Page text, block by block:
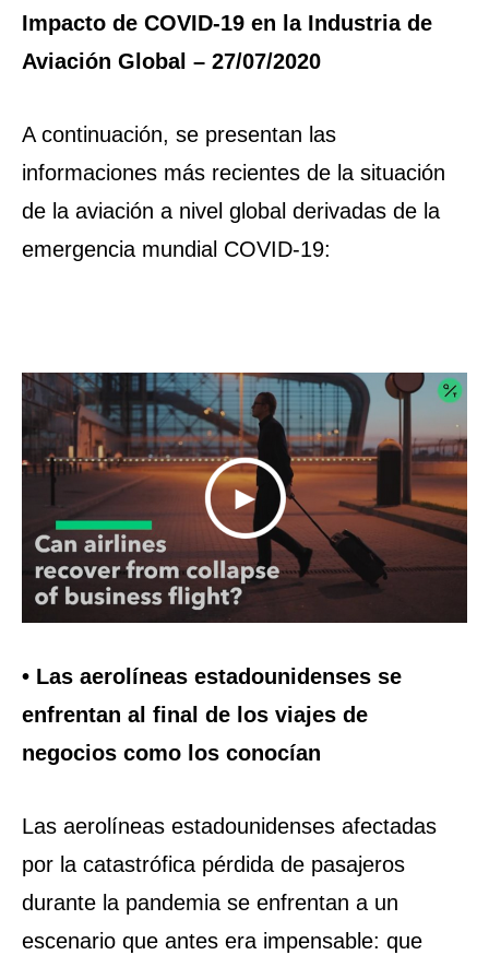
Impacto de COVID-19 en la Industria de
Aviación Global – 27/07/2020
A continuación, se presentan las
informaciones más recientes de la situación
de la aviación a nivel global derivadas de la
emergencia mundial COVID-19:
• Las aerolíneas estadounidenses se
enfrentan al final de los viajes de
negocios como los conocían
Las aerolíneas estadounidenses afectadas
por la catastrófica pérdida de pasajeros
durante la pandemia se enfrentan a un
escenario que antes era impensable: que